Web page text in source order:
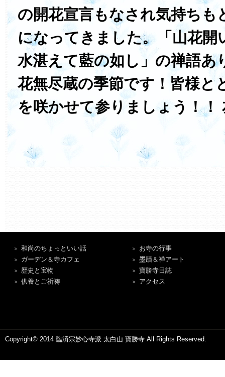
の開花宣言もなされ気持ちも
になってきました。「山花開
水湛えて藍の如し」の禅語あ
花無尽蔵の季節です！皆様と
を咲かせて参りましょう！！
和尚のちょっといい話
ガーデン＆寺カフェ
歴史と宝物
供養とご祈祷
お寺の行事
墨蹟＆禅アート
寶勝寺日誌
アクセス
Copyright© 2014 臨済宗妙心寺派 太白山 寶勝寺 All Rights Reserved.